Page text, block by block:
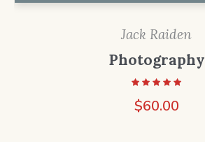
Jack Raiden
Photography
$60.00